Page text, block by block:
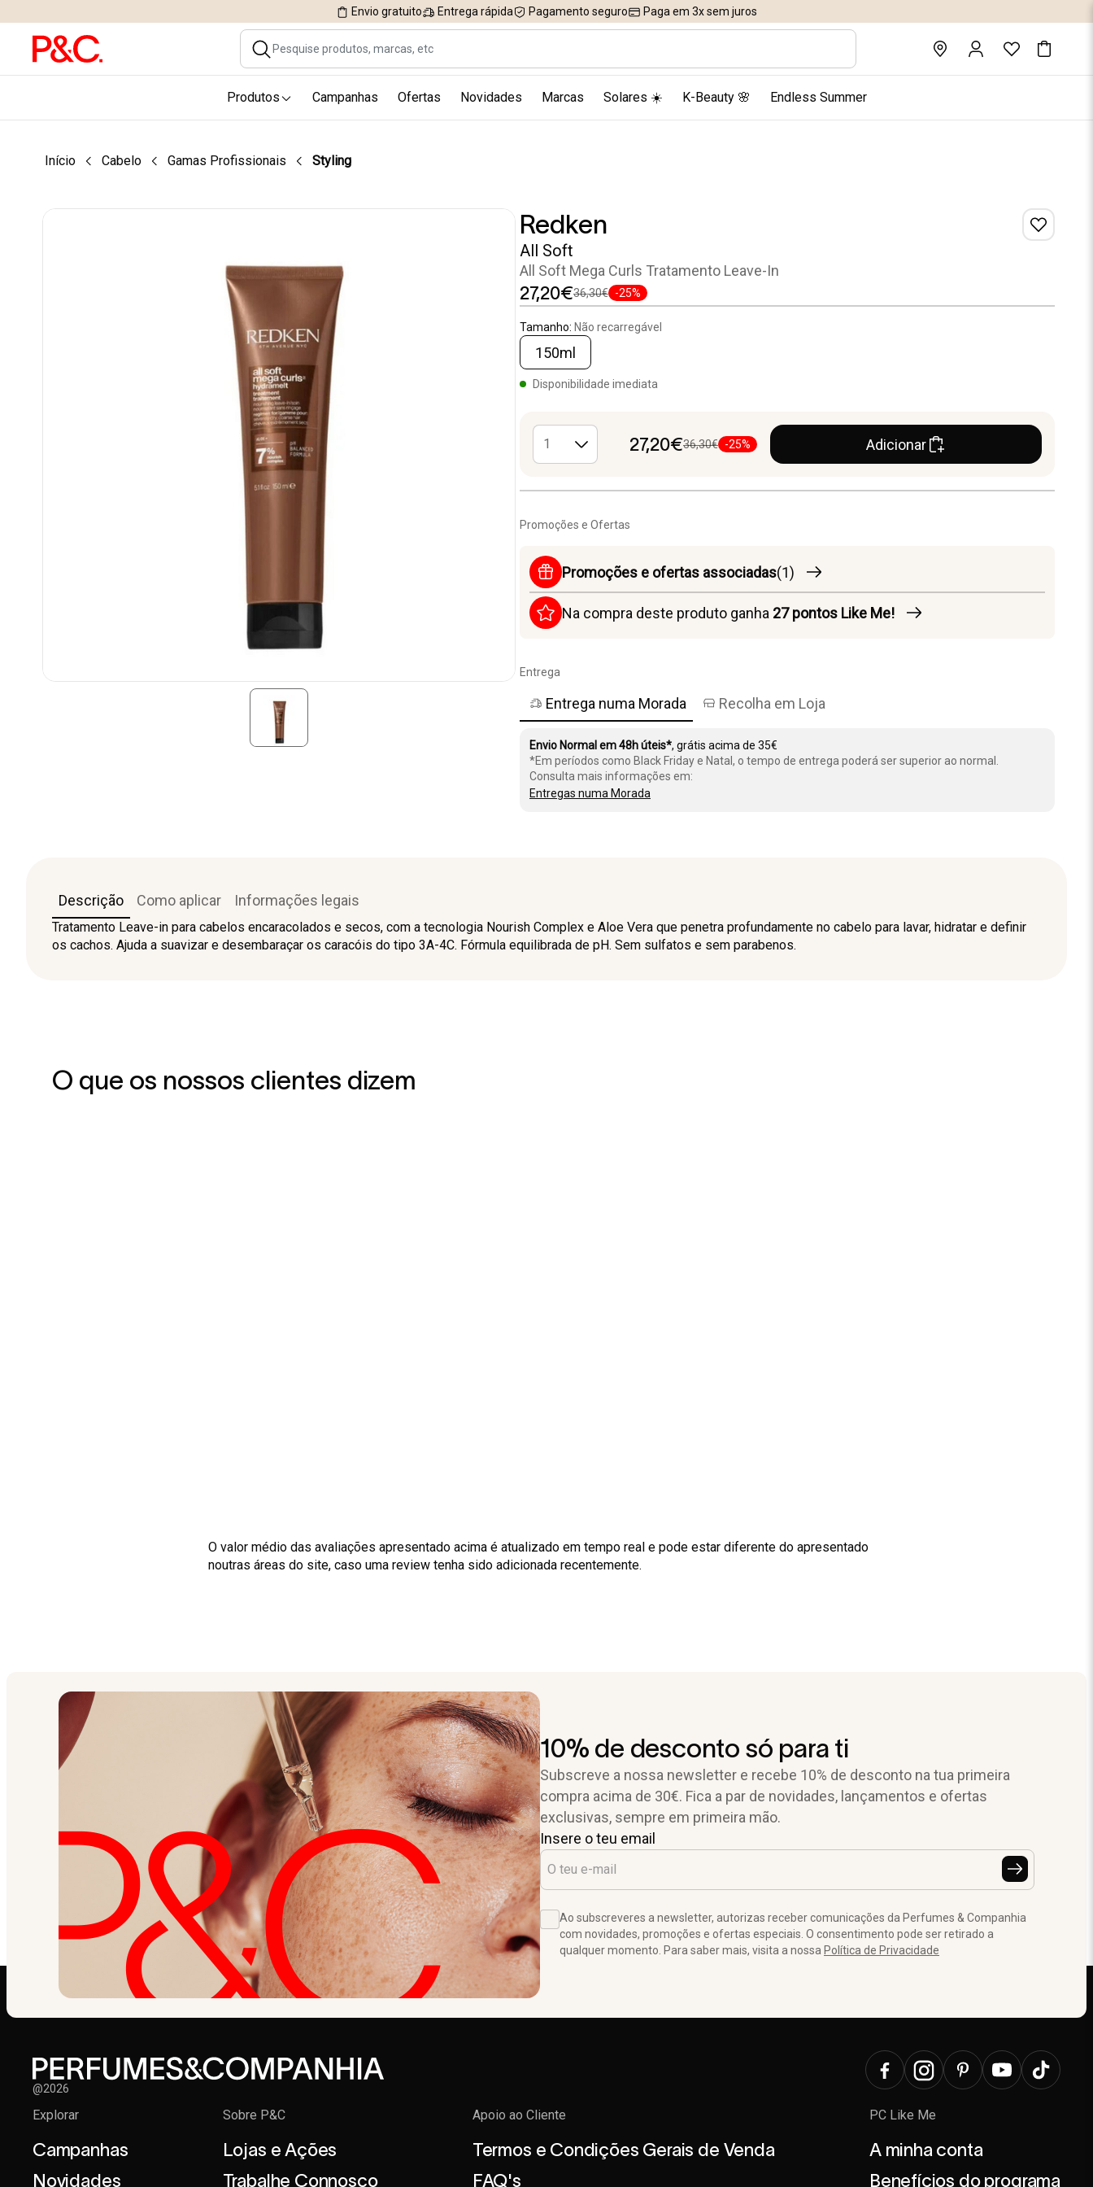
Envio gratuito Entrega rápida Pagamento seguro Paga em 3x sem juros
Produtos Campanhas Ofertas Novidades Marcas Solares ☀️ K-Beauty 🌸 Endless Summer
Início Cabelo Gamas Profissionais Styling
Redken
All Soft
All Soft Mega Curls Tratamento Leave-In
27,20€36,30€ -25%
Tamanho: Não recarregável
150ml
Disponibilidade imediata
27,20€36,30€ -25% Adicionar
Promoções e Ofertas
Promoções e ofertas associadas(1)
Na compra deste produto ganha 27 pontos Like Me!
Entrega
Entrega numa Morada Recolha em Loja
Envio Normal em 48h úteis*, grátis acima de 35€
*Em períodos como Black Friday e Natal, o tempo de entrega poderá ser superior ao normal.
Consulta mais informações em:
Entregas numa Morada
Descrição Como aplicar Informações legais
Tratamento Leave-in para cabelos encaracolados e secos, com a tecnologia Nourish Complex e Aloe Vera que penetra profundamente no cabelo para lavar, hidratar e definir
os cachos. Ajuda a suavizar e desembaraçar os caracóis do tipo 3A-4C. Fórmula equilibrada de pH. Sem sulfatos e sem parabenos.
O que os nossos clientes dizem
O valor médio das avaliações apresentado acima é atualizado em tempo real e pode estar diferente do apresentado
noutras áreas do site, caso uma review tenha sido adicionada recentemente.
10% de desconto só para ti
Subscreve a nossa newsletter e recebe 10% de desconto na tua primeira
compra acima de 30€. Fica a par de novidades, lançamentos e ofertas
exclusivas, sempre em primeira mão.
Insere o teu email
Ao subscreveres a newsletter, autorizas receber comunicações da Perfumes & Companhia
com novidades, promoções e ofertas especiais. O consentimento pode ser retirado a
qualquer momento. Para saber mais, visita a nossa Política de Privacidade
@2026
Explorar
Campanhas
Novidades
Sobre P&C
Lojas e Ações
Trabalhe Connosco
Apoio ao Cliente
Termos e Condições Gerais de Venda
FAQ's
PC Like Me
A minha conta
Benefícios do programa